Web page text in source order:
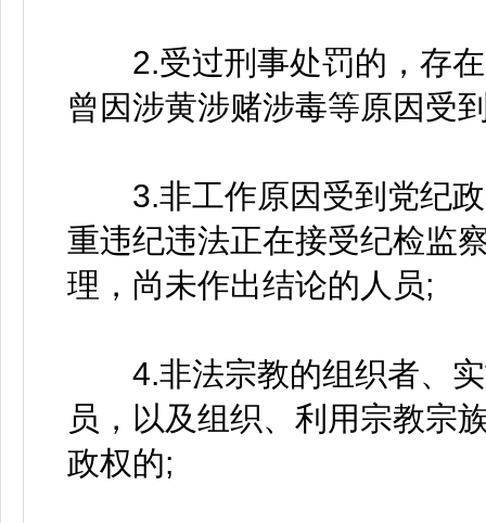
2.受过刑事处罚的，存在“
曾因涉黄涉赌涉毒等原因受
3.非工作原因受到党纪政
重违纪违法正在接受纪检监
理，尚未作出结论的人员;
4.非法宗教的组织者、实
员，以及组织、利用宗教宗
政权的;